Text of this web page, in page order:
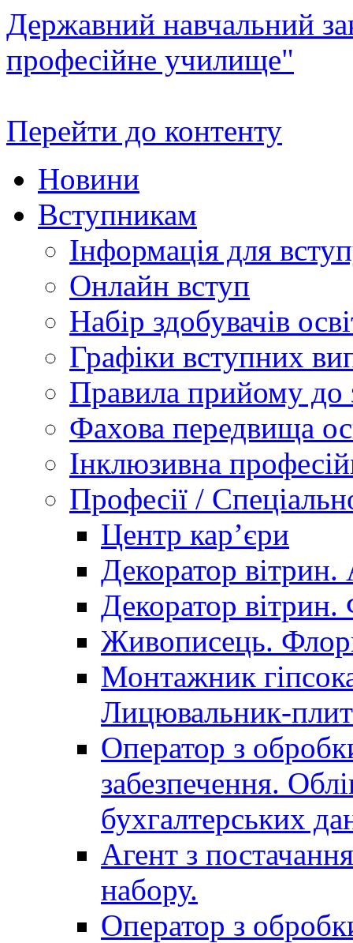
Державний навчальний
професійне училище"
Перейти до контенту
Новини
Вступникам
Інформація для
Онлайн вступ
Набір здобувачів
Графіки вступних
Правила прийому до
Фахова передвища
Інклюзивна
Професії /
Центр кар’єри
Декоратор вітрин.
Декоратор вітрин.
Живописець.
Монтажник
Лицювальник-
Оператор з
забезпечення.
бухгалтерських
Агент з
набору.
Оператор з